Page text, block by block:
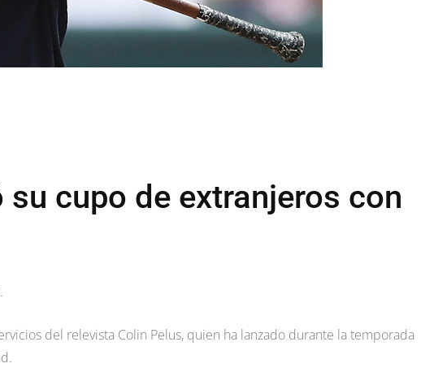
cupo de extranjeros con
del relevista Colin Pelus, quien ha lanzado durante la temporada